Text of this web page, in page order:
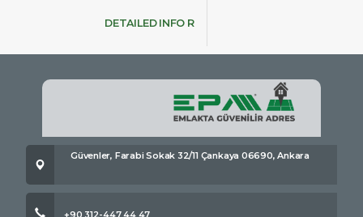
DETAILED INFO R
Güvenler, Farabi Sokak 32/11 Çankaya 06690, Ankara
+90 312-447 44 47